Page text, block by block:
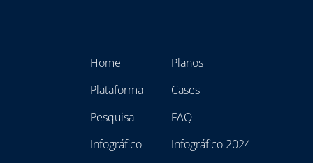
Home
Plataforma
Pesquisa
Infográfico
Planos
Cases
FAQ
Infográfico 2024